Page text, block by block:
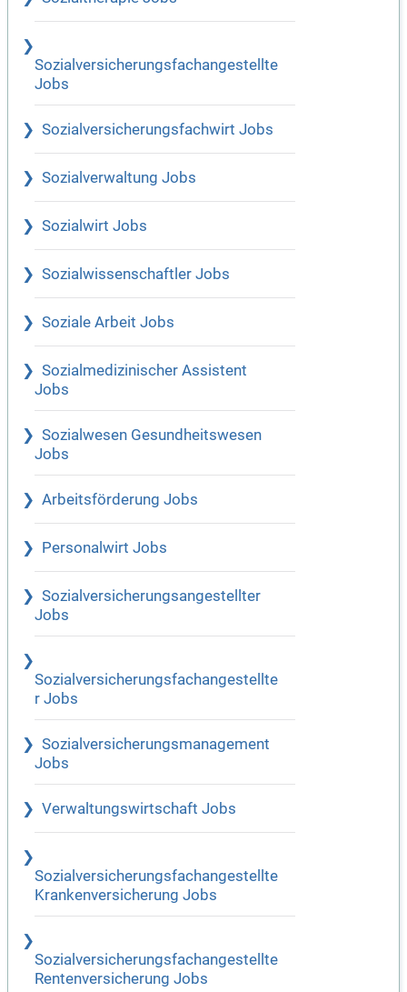
Sozialversicherungsfachangestellte
Jobs
Sozialversicherungsfachwirt Jobs
Sozialverwaltung Jobs
Sozialwirt Jobs
Sozialwissenschaftler Jobs
Soziale Arbeit Jobs
Sozialmedizinischer Assistent
Jobs
Sozialwesen Gesundheitswesen
Jobs
Arbeitsförderung Jobs
Personalwirt Jobs
Sozialversicherungsangestellter
Jobs
Sozialversicherungsfachangestellte
r Jobs
Sozialversicherungsmanagement
Jobs
Verwaltungswirtschaft Jobs
Sozialversicherungsfachangestellte
Krankenversicherung Jobs
Sozialversicherungsfachangestellte
Rentenversicherung Jobs